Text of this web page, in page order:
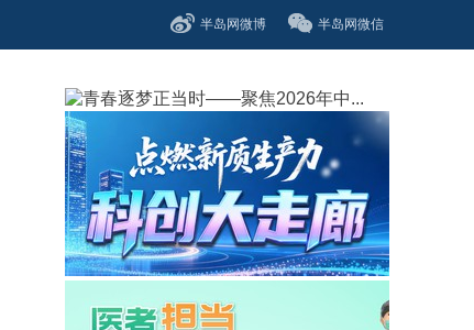
半岛网微博 半岛网微信